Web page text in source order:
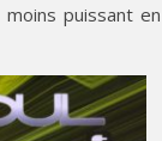
puissant en